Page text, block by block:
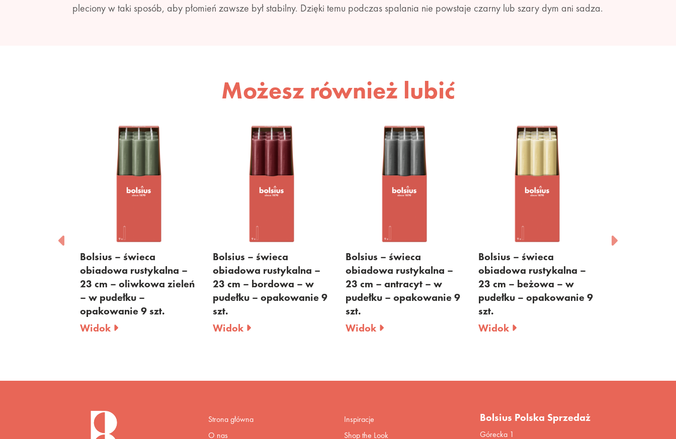
pleciony w taki sposób, aby płomień zawsze był stabilny. Dzięki temu podczas spalania nie powstaje czarny lub szary dym ani sadza.
Możesz również lubić
Bolsius – świeca
obiadowa rustykalna –
23 cm – bordowa – w
pudełku – opakowanie 9
szt.
Widok
Bolsius – świeca
obiadowa rustykalna –
23 cm – antracyt – w
pudełku – opakowanie 9
szt.
Widok
Bolsius – świeca
obiadowa rustykalna –
23 cm – beżowa – w
pudełku – opakowanie 9
szt.
Widok
Bolsius – świeca
obiadowa rustykalna –
23 cm – jasnoróżowa –
w pudełku – opakowanie
9 szt.
Widok
Strona główna
O nas
Inspiracje
Shop the Look
Bolsius Polska Sprzedaż
Górecka 1